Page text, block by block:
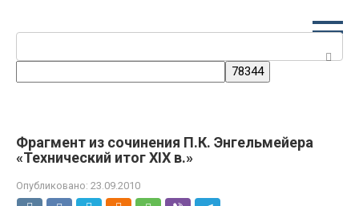
Фрагмент из сочинения П.К. Энгельмейера
«Технический итог XIX в.»
Опубликовано: 23.09.2010